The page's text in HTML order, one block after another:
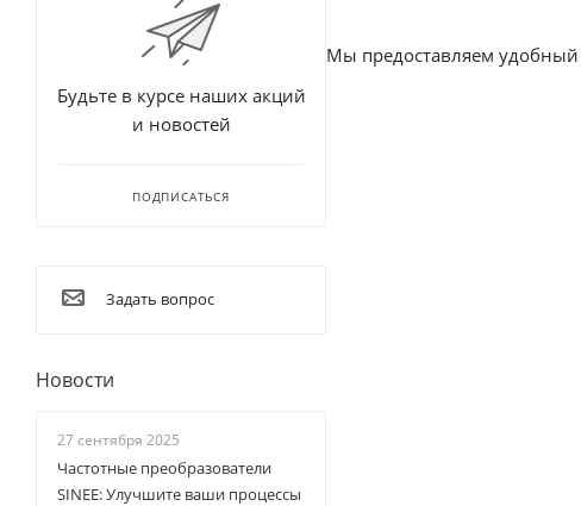
Будьте в курсе наших акций
и новостей
ПОДПИСАТЬСЯ
Задать вопрос
Новости
27 сентября 2025
Частотные преобразователи
SINEE: Улучшите ваши процессы